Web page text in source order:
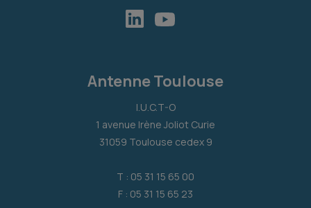
Antenne Toulouse
I.U.C.T-O
1 avenue Irène Joliot Curie
31059 Toulouse cedex 9
T : 05 31 15 65 00
F : 05 31 15 65 23